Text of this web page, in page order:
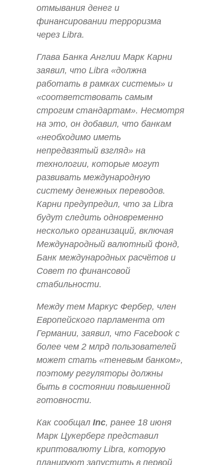
отмывания денег и
финансировании терроризма
через Libra.
Глава Банка Англии Марк Карни
заявил, что Libra «должна
работать в рамках системы» и
«соответствовать самым
строгим стандартам». Несмотря
на это, он добавил, что банкам
«необходимо иметь
непредвзятый взгляд» на
технологии, которые могут
развивать международную
систему денежных переводов.
Карни предупредил, что за Libra
будут следить одновременно
несколько организаций, включая
Международный валютный фонд,
Банк международных расчётов и
Совет по финансовой
стабильности.
Между тем Маркус Фербер, член
Европейского парламента от
Германии, заявил, что Facebook с
более чем 2 млрд пользователей
может стать «теневым банком»,
поэтому регуляторы должны
быть в состоянии повышенной
готовности.
Как сообщал Inc, ранее 18 июня
Марк Цукерберг представил
криптовалюту Libra, которую
планируют запустить в первой